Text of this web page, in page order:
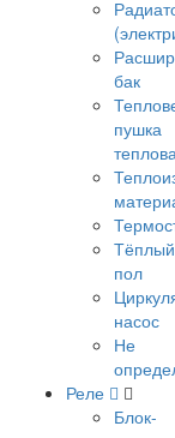
бак
пушка
Тёплый
пол
насос
Не
Реле
Блок-